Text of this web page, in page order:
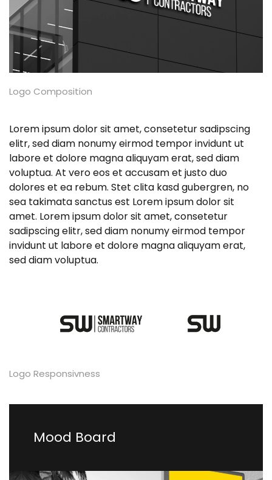
Logo Composition
Lorem ipsum dolor sit amet, consetetur sadipscing
elitr, sed diam nonumy eirmod tempor invidunt ut
labore et dolore magna aliquyam erat, sed diam
voluptua. At vero eos et accusam et justo duo
dolores et ea rebum. Stet clita kasd gubergren, no
sea takimata sanctus est Lorem ipsum dolor sit
amet. Lorem ipsum dolor sit amet, consetetur
sadipscing elitr, sed diam nonumy eirmod tempor
invidunt ut labore et dolore magna aliquyam erat,
sed diam voluptua.
Logo Responsivness
Mood Board